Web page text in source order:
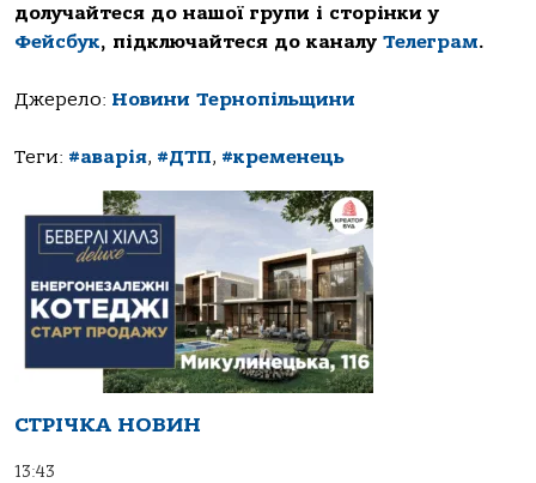
долучайтеся до нашої групи і сторінки у
Фейсбук, підключайтеся до каналу Телеграм.
Джерело: Новини Тернопільщини
Теги: #аварія, #ДТП, #кременець
СТРІЧКА НОВИН
13:43